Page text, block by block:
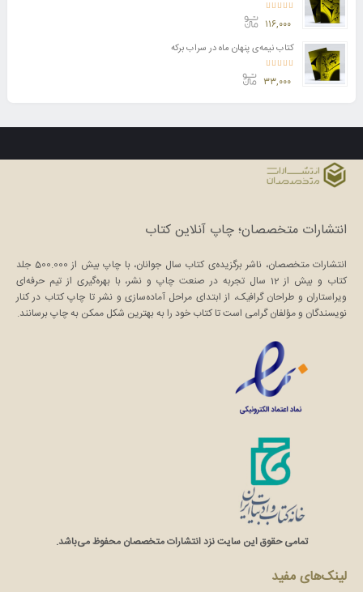
امتیاز5.00 از 5 ۱۱۶,۰۰۰
کتاب نیمه‌ی پنهان ماه در سراب برکه
امتیاز5.00 از 5 ۳۳,۰۰۰
انتشارات متخصصان؛ چاپ آنلاین کتاب
انتشارات متخصصان، ناشر برگزیده‌ی کتاب سال جوانان، با چاپ بیش از 500.000 جلد
کتاب و بیش از 12 سال تجربه در صنعت چاپ و نشر، با بهره‌گیری از تیم حرفه‌ای
ویراستاران و طراحان گرافیک، از ابتدای مراحل آماده‌سازی و نشر تا چاپ کتاب در کنار
نویسندگان و مؤلفان گرامی است تا کتاب خود را به بهترین شکل ممکن به چاپ برسانند.
تمامی حقوق این سایت نزد انتشارات متخصصان محفوظ می‌باشد.
لینک‌های مفید